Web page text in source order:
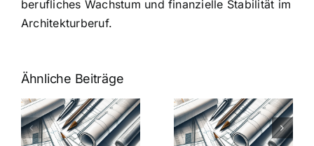
berufliches Wachstum und finanzielle Stabilität im
Architekturberuf.
Ähnliche Beiträge
7 Mythen
über
7 Mythen
über